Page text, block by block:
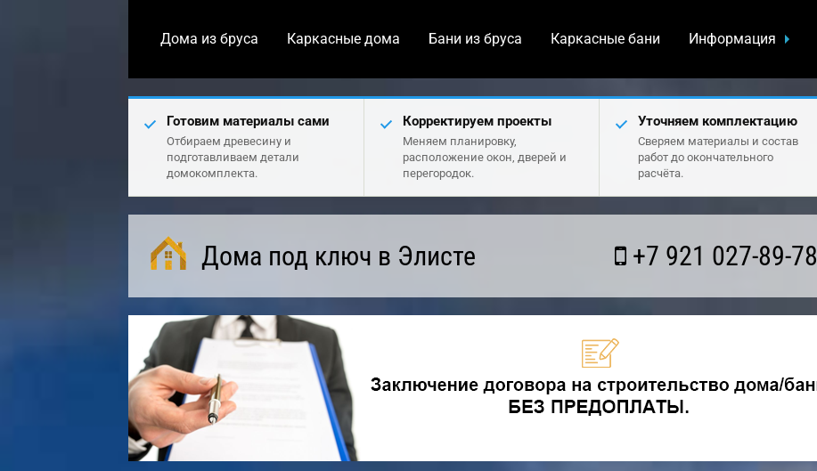
Дома из бруса Каркасные дома Бани из бруса Каркасные бани Информация
Готовим материалы сами
Отбираем древесину и
подготавливаем детали
домокомплекта.
Корректируем проекты
Меняем планировку,
расположение окон, дверей и
перегородок.
Уточняем комплектацию
Сверяем материалы и состав
работ до окончательного
расчёта.
Дома под ключ в Элисте +7 921 027-89-78